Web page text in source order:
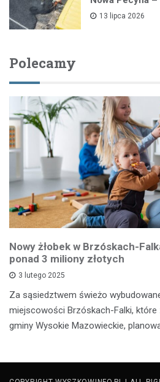
13 lipca 2026
Polecamy
Nowy żłobek w Brzóskach-
ponad 3 miliony złotych
3 lutego 2025
Za sąsiedztwem świeżo
miejscowości Brzóskach-Falki, które
gminy Wysokie Mazowieckie,